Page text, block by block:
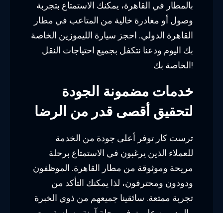
بالمطار في القاهرة، يمكنك الاستمتاع بتجربة
وصول أو مغادرة خالية من المتاعب في مطار
القاهرة الدولي. احجز سيارة الليموزين الخاصة
بك اليوم ودعنا نتكفل بجميع احتياجات النقل
الخاصة بك!
خدمات مضمونة الجودة
لتحقيق أقصى قدر من الرضا
ترست كار توفر أعلى جودة من الخدمة
للعملاء الذين يرغبون في الاستمتاع برحلة
مريحة وموثوقة من مطار القاهرة. الموظفون
ودودون ومحترفون، لذا يمكنك التأكد من
تجربة ممتعة. سائقينا جميعهم من ذوي الخبرة